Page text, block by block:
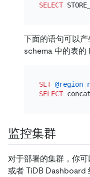
SELECT
下面的语句可以
schema 中的表的
SET
SELECT
监控集群
对于部署的集群，你
或者 TiDB Dashboard